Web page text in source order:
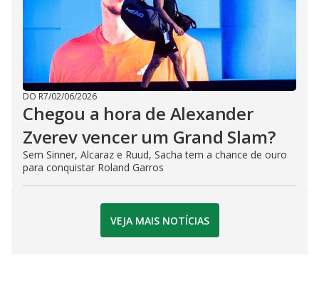
DO R7/02/06/2026
Chegou a hora de Alexander
Zverev vencer um Grand Slam?
Sem Sinner, Alcaraz e Ruud, Sacha tem a chance de ouro
para conquistar Roland Garros
VEJA MAIS NOTÍCIAS